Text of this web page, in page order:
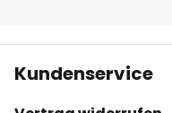
Kundenservice